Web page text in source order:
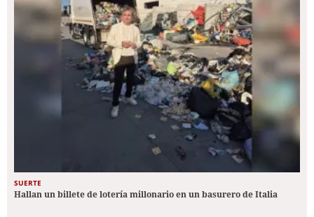
SUERTE
Hallan un billete de lotería millonario en un basurero de Italia